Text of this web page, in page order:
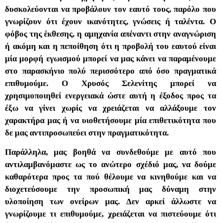
δυσκολεύονται να προβάλουν τον εαυτό τους, παρόλο που
γνωρίζουν ότι έχουν ικανότητες, γνώσεις ή ταλέντα. Ο
φόβος της έκθεσης, η αμηχανία απέναντι στην αναγνώριση
ή ακόμη και η πεποίθηση ότι η προβολή του εαυτού είναι
μία μορφή εγωισμού μπορεί να μας κάνει να παραμένουμε
στο παρασκήνιο πολύ περισσότερο από όσο πραγματικά
επιθυμούμε. Ο Χρυσός Σελενίτης μπορεί να
χρησιμοποιηθεί ενεργειακά ώστε αυτή η έξοδος προς τα
έξω να γίνει χωρίς να χρειάζεται να αλλάξουμε τον
χαρακτήρα μας ή να υιοθετήσουμε μία επιθετικότητα που
δε μας αντιπροσωπεύει στην πραγματικότητα.
Παράλληλα, μας βοηθά να συνδεθούμε με αυτό που
αντιλαμβανόμαστε ως το ανώτερο σχέδιό μας, να δούμε
καθαρότερα προς τα πού θέλουμε να κινηθούμε και να
διοχετεύσουμε την προσωπική μας δύναμη στην
υλοποίηση των ονείρων μας. Δεν αρκεί άλλωστε να
γνωρίζουμε τι επιθυμούμε, χρειάζεται να πιστεύουμε ότι